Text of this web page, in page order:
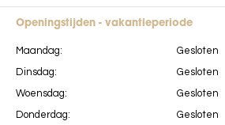
Openingstijden - vakantieperiode
Maandag:
Dinsdag:
Woensdag:
Donderdag:
Gesloten
Gesloten
Gesloten
Gesloten